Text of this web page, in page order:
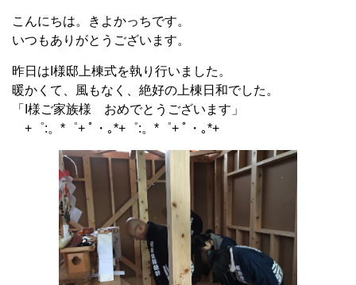
こんにちは。きよかっちです。
いつもありがとうございます。
昨日はI様邸上棟式を執り行いました。
暖かくて、風もなく、絶好の上棟日和でした。
「I様ご家族様 おめでとうございます」
+゜:。*゜+ ﾟ・｡*+゜:。*゜+ ﾟ・｡*+